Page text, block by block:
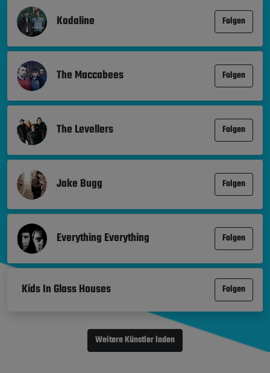
Kodaline Folgen
The Maccabees Folgen
The Levellers Folgen
Jake Bugg Folgen
Everything Everything Folgen
Kids In Glass Houses Folgen
Weitere Künstler laden